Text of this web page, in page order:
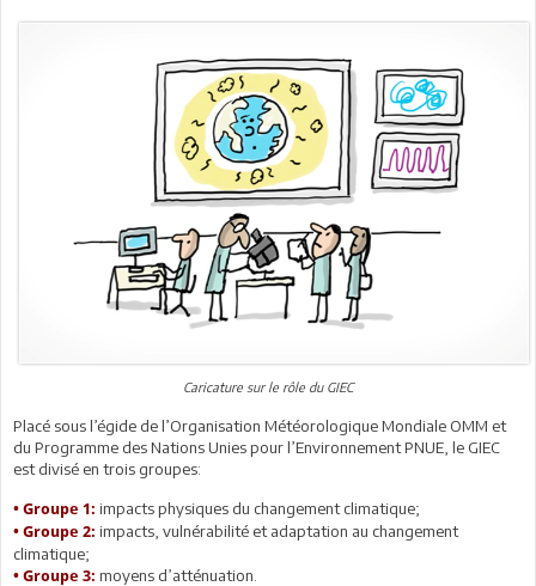
Caricature sur le rôle du GIEC
Placé sous l’égide de l’Organisation Météorologique Mondiale OMM et
du Programme des Nations Unies pour l’Environnement PNUE, le GIEC
est divisé en trois groupes:
• Groupe 1: impacts physiques du changement climatique;
• Groupe 2: impacts, vulnérabilité et adaptation au changement
climatique;
• Groupe 3: moyens d’atténuation.